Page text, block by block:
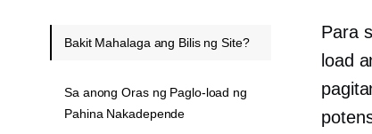
Para
load
Bakit Mahalaga ang Bilis ng Site?
Sa anong Oras ng Paglo-load ng
Pahina Nakadepende